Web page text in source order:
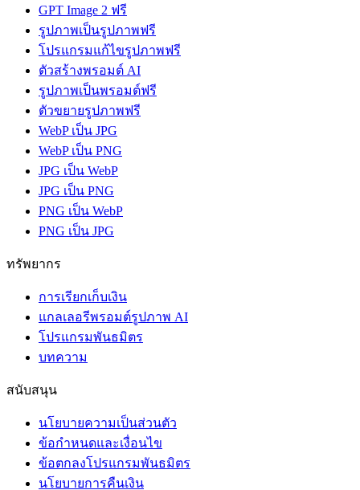
GPT Image 2 ฟรี
รูปภาพเป็นรูปภาพฟรี
โปรแกรมแก้ไขรูปภาพฟรี
ตัวสร้างพรอมต์ AI
รูปภาพเป็นพรอมต์ฟรี
ตัวขยายรูปภาพฟรี
WebP เป็น JPG
WebP เป็น PNG
JPG เป็น WebP
JPG เป็น PNG
PNG เป็น WebP
PNG เป็น JPG
ทรัพยากร
การเรียกเก็บเงิน
แกลเลอรีพรอมต์รูปภาพ AI
โปรแกรมพันธมิตร
บทความ
สนับสนุน
นโยบายความเป็นส่วนตัว
ข้อกำหนดและเงื่อนไข
ข้อตกลงโปรแกรมพันธมิตร
นโยบายการคืนเงิน